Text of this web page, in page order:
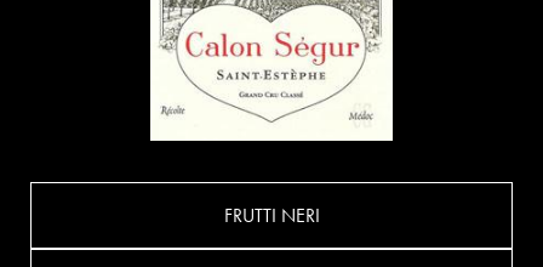
FRUTTI NERI